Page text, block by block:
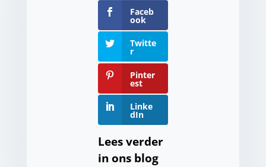
Faceb
ook
Twitte
r
Pinter
est
Linke
dIn
Lees verder
in ons blog